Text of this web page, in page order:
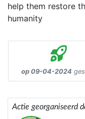
help them restore
humanity
op 09-04-2024
Actie georganiseerd